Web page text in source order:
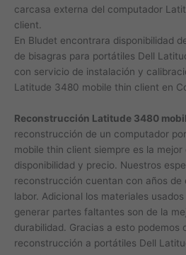
carcasa externa del computador
client.
En Bludet encontrara disponibilidad
de bisagras para portátiles Dell
con servicio de instalación y
Latitude 3480 mobile thin client en
Reconstrucción Latitude 3480
reconstrucción de un computador
mobile thin client siempre es la mejor
disponibilidad y precio. Nuestros
reconstrucción cuentan con años de
labor. Adicional los materiales
generar partes faltantes son de la
durabilidad. Gracias a esto podemos
reconstrucción a portátiles Dell